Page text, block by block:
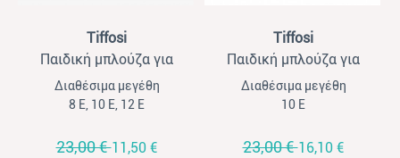
Tiffosi
Παιδική μπλούζα για
κορίτσια Tiffossi μαύρο
Διαθέσιμα μεγέθη
8 Ε, 10 Ε, 12 Ε
23,00 €11,50 €
Tiffosi
Παιδική μπλούζα για
κορίτσια Tiffossi μέντα
Διαθέσιμα μεγέθη
10 Ε
23,00 €16,10 €